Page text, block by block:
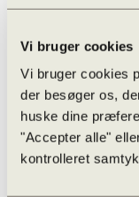
Vi bruger cookies
Vi bruger cookies
der besøger os,
huske dine
"Accepter alle"
kontrolleret
Aktiviteter
Efter
Kalender
Odense
Aarhus